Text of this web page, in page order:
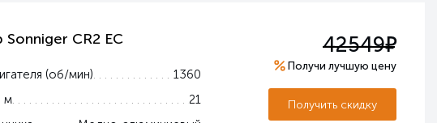
CR2 EC
(об/мин)
1360
м
21
42549е
Получи лучшую цену
Получить скидку